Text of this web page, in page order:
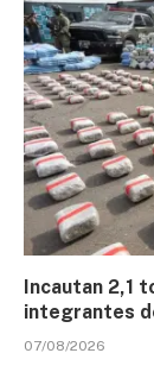
Incautan 2,1
integrantes
07/08/2026